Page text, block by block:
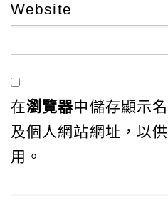
Website
在瀏覽器中儲存顯示
及個人網站網址，以
用。